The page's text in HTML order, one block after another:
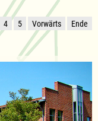
4 5 Vorwärts Ende